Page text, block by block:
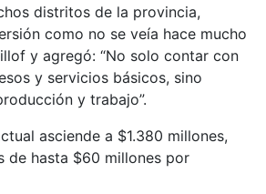
distritos de la provincia,
como no se veía hace mucho
y agregó: “No solo contar con
y servicios básicos, sino
y trabajo”.
asciende a $1.380 millones,
de hasta $60 millones por